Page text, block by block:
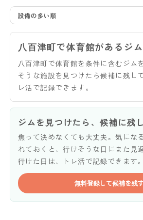
設備の多い順
八百津町で体育館があるジ
八百津町で体育館を条件に含むジム
そうな施設を見つけたら候補に残し
レ活で記録できます。
ジムを見つけたら、候補に残
焦って決めなくても大丈夫。気にな
れておくと、行けそうな日にまた見
行けた日は、トレ活で記録できます。
無料登録して候補を残